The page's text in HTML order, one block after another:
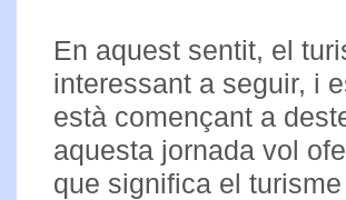
En aquest sentit, el
interessant a seguir, i
està començant a
aquesta jornada vol
que significa el